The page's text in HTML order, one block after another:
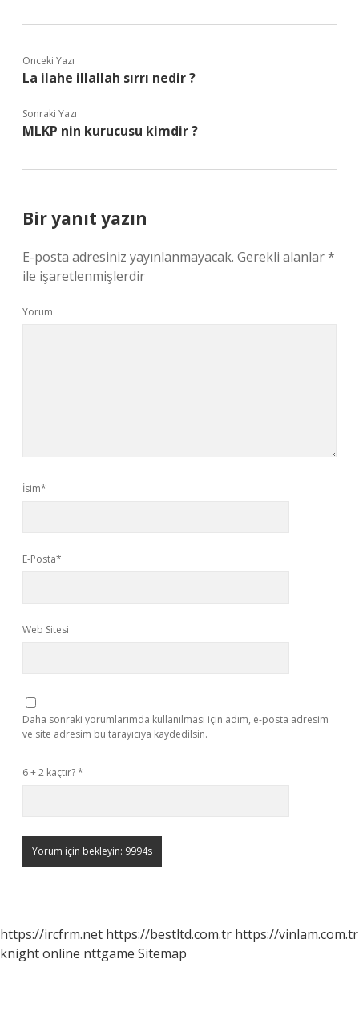
Önceki Yazı
La ilahe illallah sırrı nedir ?
Sonraki Yazı
MLKP nin kurucusu kimdir ?
Bir yanıt yazın
E-posta adresiniz yayınlanmayacak. Gerekli alanlar*
ile işaretlenmişlerdir
Yorum
İsim*
E-Posta*
Web Sitesi
Daha sonraki yorumlarımda kullanılması için adım, e-posta adresim
ve site adresim bu tarayıcıya kaydedilsin.
6 + 2 kaçtır?*
https://ircfrm.net https://bestltd.com.tr https://vinlam.com.tr
knight online nttgame Sitemap